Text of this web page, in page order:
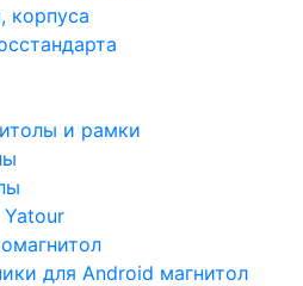
корпуса
и рамки
Yatour
для Android магнитол